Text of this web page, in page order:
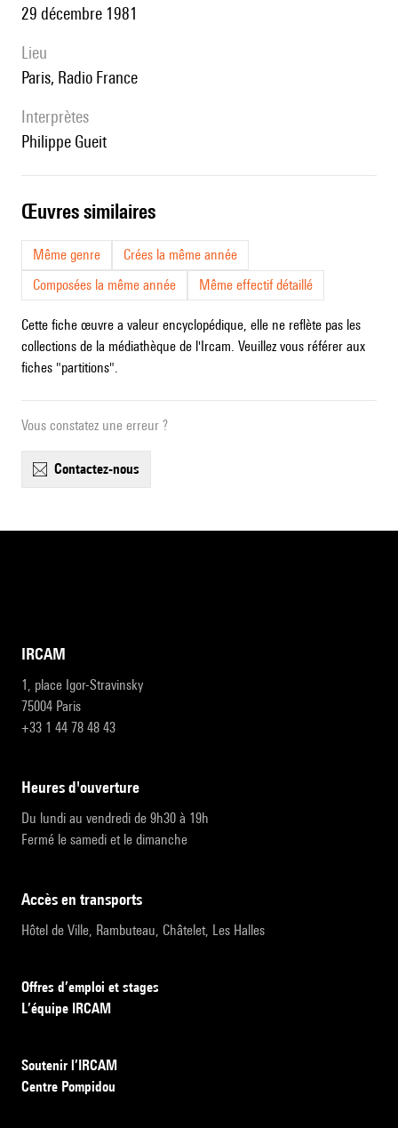
29 décembre 1981
lieu
Paris, Radio France
interprètes
Philippe Gueit
œuvres similaires
Même genre
Crées la même année
Composées la même année
Même effectif détaillé
Cette fiche œuvre a valeur encyclopédique, elle ne reflète pas les
collections de la médiathèque de l'Ircam. Veuillez vous référer aux
fiches "partitions".
Vous constatez une erreur ?
contactez-nous
IRCAM
1, place Igor-Stravinsky
75004 Paris
+33 1 44 78 48 43
heures d'ouverture
Du lundi au vendredi de 9h30 à 19h
Fermé le samedi et le dimanche
accès en transports
Hôtel de Ville, Rambuteau, Châtelet, Les Halles
Offres d’emploi et stages
L’équipe IRCAM
Soutenir l’IRCAM
Centre Pompidou